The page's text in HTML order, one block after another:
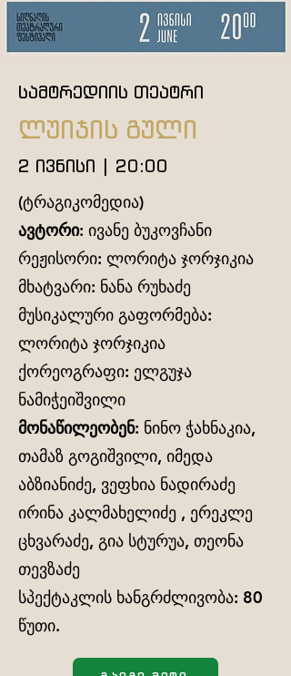
სამტრედიის თეატრი
ლუიჯის გული
2 ივნისი | 20:00
(ტრაგიკომედია)
ავტორი: ივანე ბუკოვჩანი
რეჟისორი: ლორიტა ჯორჯიკია
მხატვარი: ნანა რუხაძე
მუსიკალური გაფორმება:
ლორიტა ჯორჯიკია
ქორეოგრაფი: ელგუჯა
ნამიჭეიშვილი
მონაწილეობენ: ნინო ჭახნაკია,
თამაზ გოგიშვილი, იმედა
აბზიანიძე, ვეფხია ნადირაძე
ირინა კალმახელიძე , ერეკლე
ცხვარაძე, გია სტურუა, თეონა
თევზაძე
სპექტაკლის ხანგრძლივობა: 80
წუთი.